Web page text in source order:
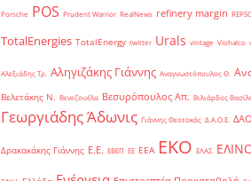
Porsche POS Prudent Warrior RealNews refinery margin
TotalEnergies TotalEnergy twitter Urals vintage Viohalco
Αλεξιάδης Τρ. Αληγιζάκης Γιάννης Αναγνωστόπουλος Θ.
Βελετάκης Ν. Βενεζουέλα Βεσυρόπουλος Απ. Βιλιάρδος
Γεωργιάδης Άδωνις Γιάννης Θεοτοκάς Δ.Α.Ο.Ε.
Δρακακάκης Γιάννης Ε.Ε. ΕΒΕΠ ΕΕ ΕΕΑ ΕΚΟ ΕΛΑΣ